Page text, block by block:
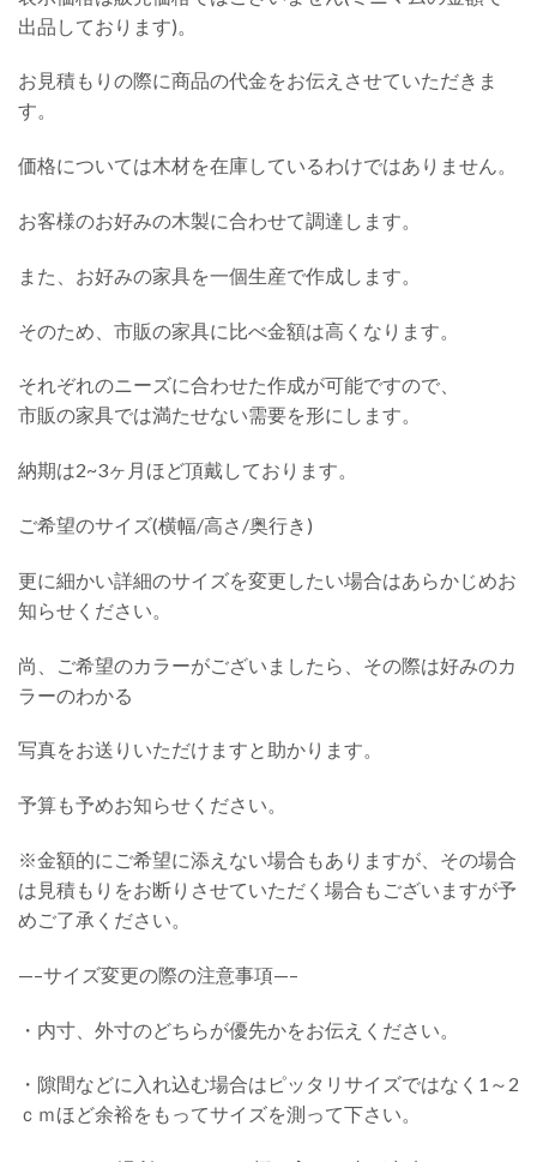
出品しております)。
お見積もりの際に商品の代金をお伝えさせていただきま
す。
価格については木材を在庫しているわけではありません。
お客様のお好みの木製に合わせて調達します。
また、お好みの家具を一個生産で作成します。
そのため、市販の家具に比べ金額は高くなります。
それぞれのニーズに合わせた作成が可能ですので、
市販の家具では満たせない需要を形にします。
納期は2~3ヶ月ほど頂戴しております。
ご希望のサイズ(横幅/高さ/奥行き)
更に細かい詳細のサイズを変更したい場合はあらかじめお
知らせください。
尚、ご希望のカラーがございましたら、その際は好みのカ
ラーのわかる
写真をお送りいただけますと助かります。
予算も予めお知らせください。
※金額的にご希望に添えない場合もありますが、その場合
は見積もりをお断りさせていただく場合もございますが予
めご了承ください。
—–サイズ変更の際の注意事項—–
・内寸、外寸のどちらが優先かをお伝えください。
・隙間などに入れ込む場合はピッタリサイズではなく1～2
ｃｍほど余裕をもってサイズを測って下さい。